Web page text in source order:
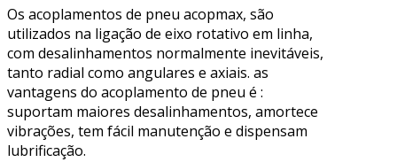
Os acoplamentos de pneu acopmax, são
utilizados na ligação de eixo rotativo em linha,
com desalinhamentos normalmente inevitáveis,
tanto radial como angulares e axiais. as
vantagens do acoplamento de pneu é :
suportam maiores desalinhamentos, amortece
vibrações, tem fácil manutenção e dispensam
lubrificação.